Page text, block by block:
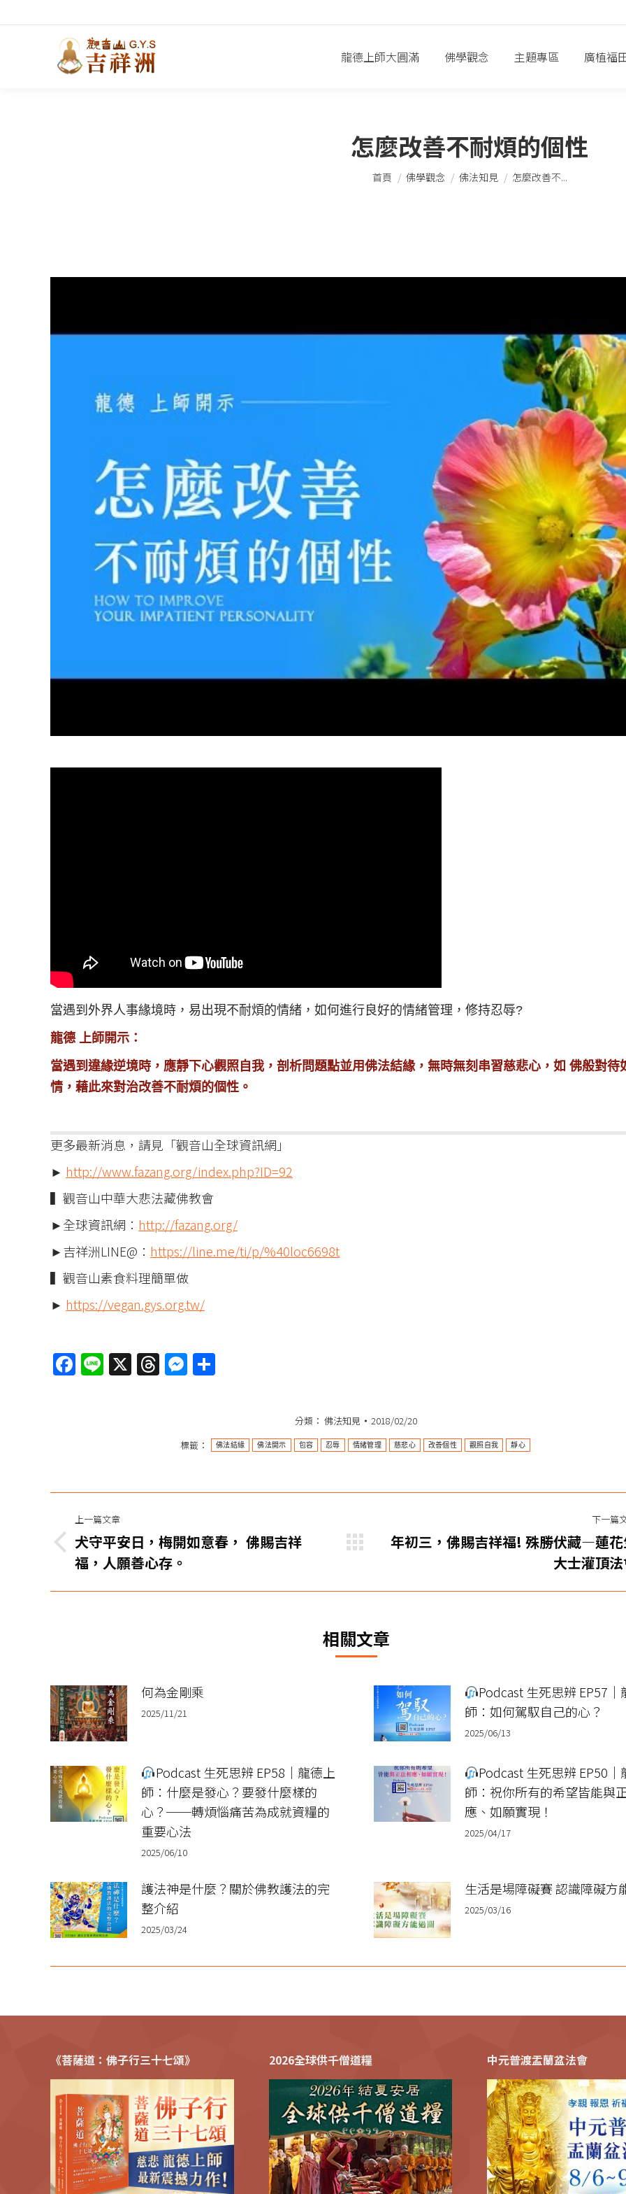
龍德上師大圓滿 佛學觀念 主題專區 廣植福
怎麼改善不耐煩的個性
您在這裡：
首頁 佛學觀念 佛法知見 怎麼改善不...
當遇到外界人事緣境時，易出現不耐煩的情緒，如何進行良好的情緒管理，修持忍辱?
龍德 上師開示：
當遇到違緣逆境時，應靜下心觀照自我，剖析問題點並用佛法結緣，無時無刻串習慈悲心，如 佛般對待
情，藉此來對治改善不耐煩的個性。
更多最新消息，請見「觀音山全球資訊網」
► http://www.fazang.org/index.php?ID=92
▍觀音山中華大悲法藏佛教會
►全球資訊網： http://fazang.org/
►吉祥洲LINE@： https://line.me/ti/p/%40loc6698t
▍觀音山素食料理簡單做
► https://vegan.gys.org.tw/
Facebook
Line
X Threads
Messenger
分類： 佛法知見
2018/02/20
標籤：
佛法結緣 佛法開示 包容 忍辱 情緒管理 慈悲心 改善個性 觀照自我 靜心
章
航
上一篇文章
上
一
篇
犬守平安日，梅開如意春， 佛賜吉祥
福，人願善心存。
下一篇
下
篇
章：
年初三，佛賜吉祥福! 殊勝伏藏—蓮
大士灌頂
相關文章
何為金剛乘
2025/11/21
Podcast 生死思辨 EP57｜
師：如何駕馭自己的心？
2025/06/13
Podcast 生死思辨 EP58｜龍德上
師：什麼是發心？要發什麼樣的
心？──轉煩惱痛苦為成就資糧的
重要心法
2025/06/10
Podcast 生死思辨 EP50｜
師：祝你所有的希望皆能與
應、如願實現！
2025/04/17
護法神是什麼？關於佛教護法的完
整介紹
2025/03/24
生活是場障礙賽 認識障礙方
2025/03/16
《菩薩道：佛子行三十七頌》 2026全球供千僧道糧 中元普渡盂蘭盆法會